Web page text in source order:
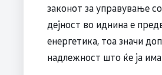
законот за управување
дејност во иднина е
енергетика, тоа значи
надлежност што ќе ја